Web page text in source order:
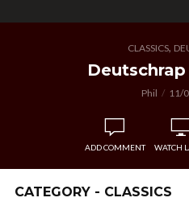
CLASSICS,
Deutschrap
Phil 11/
ADD COMMENT WATCH
CATEGORY - CLASSICS